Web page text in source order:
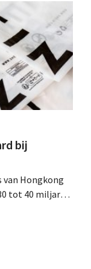
bij
van Hongkong
tot 40 miljard